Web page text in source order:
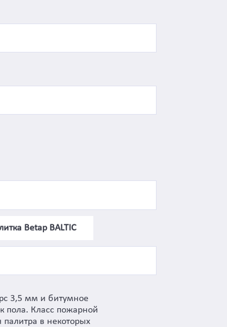
Betap BALTIC
3,5 мм и битумное
пола. Класс пожарной
в некоторых